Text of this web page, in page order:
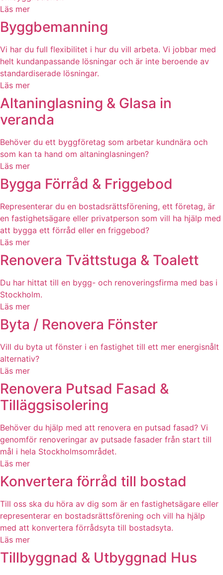
Läs mer
Byggbemanning
Vi har du full flexibilitet i hur du vill arbeta. Vi jobbar med
helt kundanpassande lösningar och är inte beroende av
standardiserade lösningar.
Läs mer
Altaninglasning & Glasa in
veranda
Behöver du ett byggföretag som arbetar kundnära och
som kan ta hand om altaninglasningen?
Läs mer
Bygga Förråd & Friggebod
Representerar du en bostadsrättsförening, ett företag, är
en fastighetsägare eller privatperson som vill ha hjälp med
att bygga ett förråd eller en friggebod?
Läs mer
Renovera Tvättstuga & Toalett
Du har hittat till en bygg- och renoveringsfirma med bas i
Stockholm.
Läs mer
Byta / Renovera Fönster
Vill du byta ut fönster i en fastighet till ett mer energisnålt
alternativ?
Läs mer
Renovera Putsad Fasad &
Tilläggsisolering
Behöver du hjälp med att renovera en putsad fasad? Vi
genomför renoveringar av putsade fasader från start till
mål i hela Stockholmsområdet.
Läs mer
Konvertera förråd till bostad
Till oss ska du höra av dig som är en fastighetsägare eller
representerar en bostadsrättsförening och vill ha hjälp
med att konvertera förrådsyta till bostadsyta.
Läs mer
Tillbyggnad & Utbyggnad Hus